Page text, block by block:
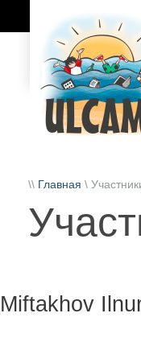
\\ Главная \
Miftakhov